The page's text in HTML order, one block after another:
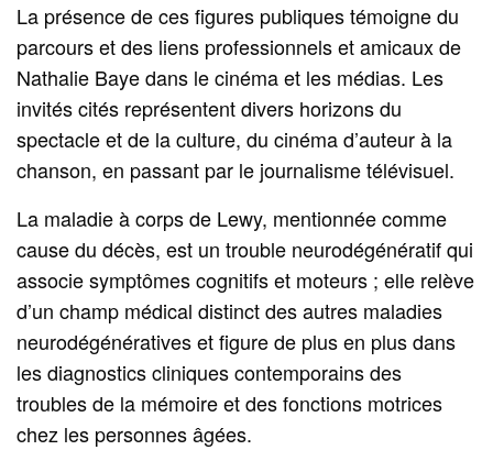
La présence de ces figures publiques témoigne du
parcours et des liens professionnels et amicaux de
Nathalie Baye dans le cinéma et les médias. Les
invités cités représentent divers horizons du
spectacle et de la culture, du cinéma d’auteur à la
chanson, en passant par le journalisme télévisuel.
La maladie à corps de Lewy, mentionnée comme
cause du décès, est un trouble neurodégénératif qui
associe symptômes cognitifs et moteurs ; elle relève
d’un champ médical distinct des autres maladies
neurodégénératives et figure de plus en plus dans
les diagnostics cliniques contemporains des
troubles de la mémoire et des fonctions motrices
chez les personnes âgées.